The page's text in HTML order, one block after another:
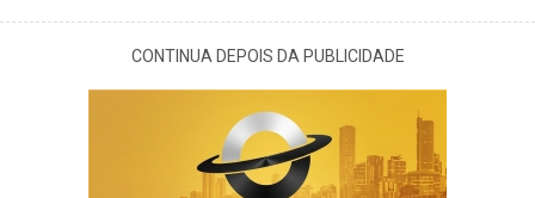
CONTINUA DEPOIS DA PUBLICIDADE